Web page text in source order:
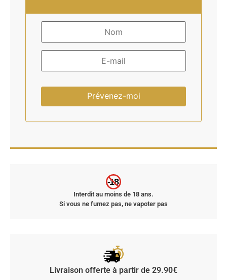
-18
Interdit au moins de 18 ans.
Si vous ne fumez pas, ne vapoter pas
Livraison offerte à partir de 29.90€